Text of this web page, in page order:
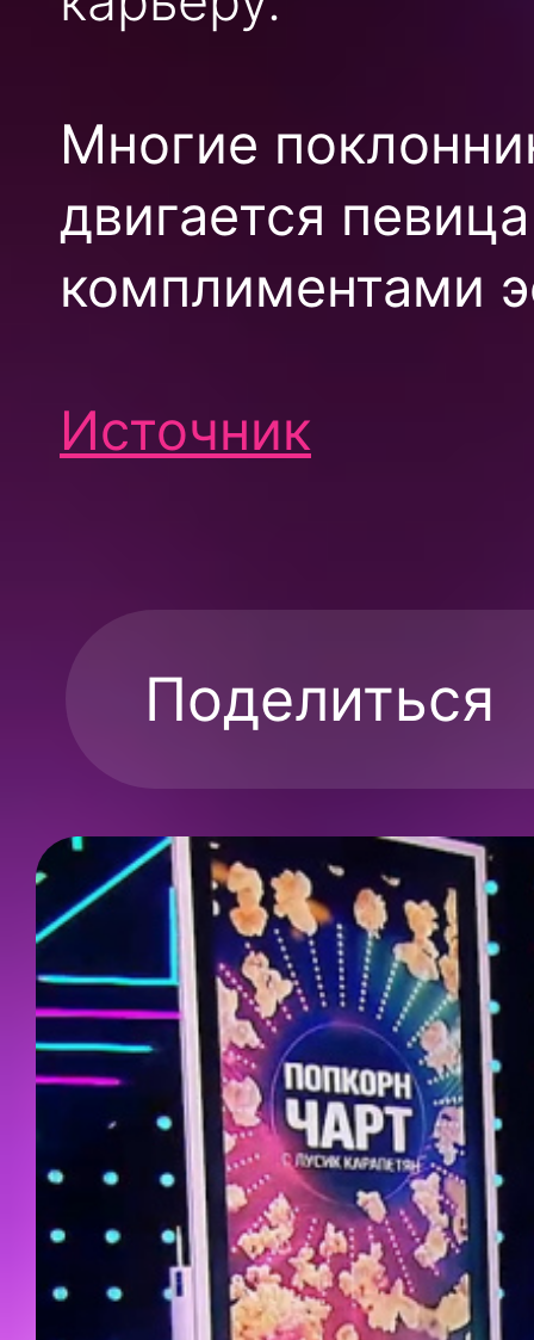
Многие
двигается
комплиментами
Источник
Поделиться